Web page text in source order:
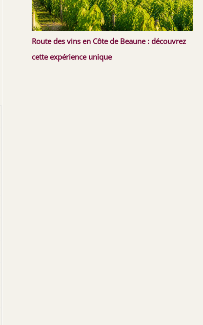
Route des vins en Côte de Beaune : découvrez
cette expérience unique